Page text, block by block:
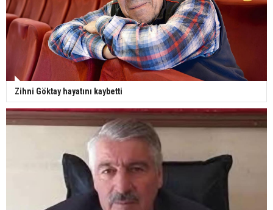
Zihni Göktay hayatını kaybetti